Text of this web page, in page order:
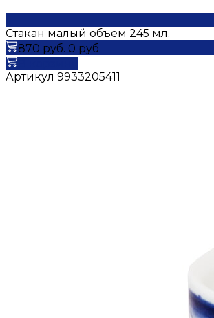
Стакан малый объем 245 мл.
870 руб. 0 руб.
Артикул 9933205411